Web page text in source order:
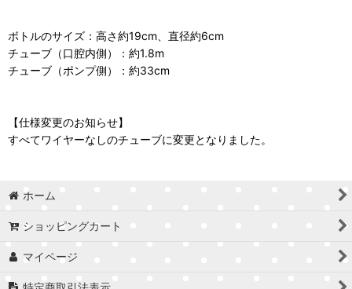
ボトルのサイズ：高さ約19cm、直径約6cm
チューブ（口腔内側）：約1.8m
チューブ（ポンプ側）：約33cm
【仕様変更のお知らせ】
すべてワイヤーなしのチューブに変更となりました。
ホーム
ショッピングカート
マイページ